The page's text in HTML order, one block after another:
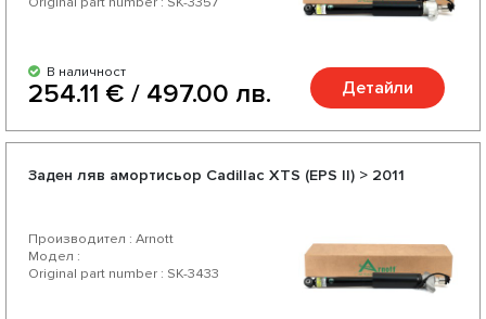
В наличност
254.11 € / 497.00 лв. Детайли
Заден ляв амортисьор Cadillac XTS (EPS II) > 2011
Производител : Arnott
Модел :
Original part number : SK-3433